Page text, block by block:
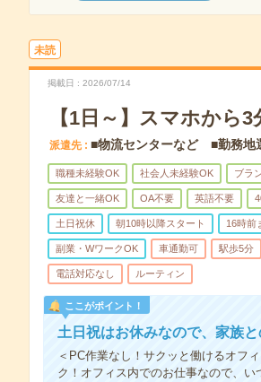
未読
掲載日 2026/07/14
【1日～】スマホから
派遣先 ■物流センターなど ■勤務地
職種未経験OK 社会人未経験OK ブラ
友達と一緒OK OA不要 英語不要
土日祝休 朝10時以降スタート 16時前
副業・WワークOK 車通勤可 駅歩5分
電話対応なし ルーティン
ここがポイント！
土日祝はお休みなので、家族
＜PC作業なし！サクッと働けるオフ
ク！オフィス内でのお仕事なので、